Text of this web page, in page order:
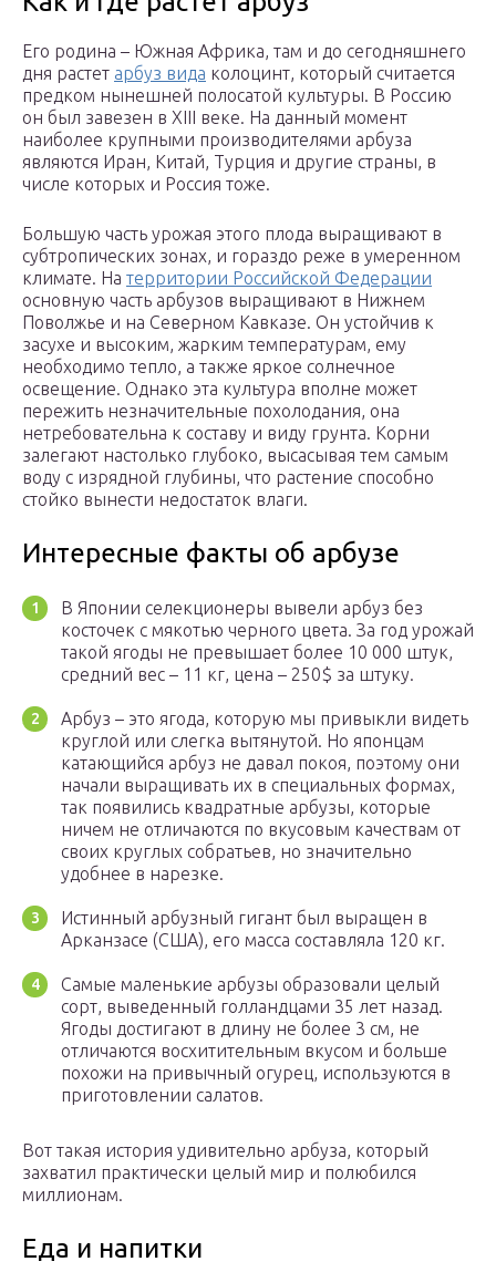
Его родина – Южная Африка, там и до сегодняшнего
дня растет арбуз вида колоцинт, который считается
предком нынешней полосатой культуры. В Россию
он был завезен в XIII веке. На данный момент
наиболее крупными производителями арбуза
являются Иран, Китай, Турция и другие страны, в
числе которых и Россия тоже.
Большую часть урожая этого плода выращивают в
субтропических зонах, и гораздо реже в умеренном
климате. На территории Российской Федерации
основную часть арбузов выращивают в Нижнем
Поволжье и на Северном Кавказе. Он устойчив к
засухе и высоким, жарким температурам, ему
необходимо тепло, а также яркое солнечное
освещение. Однако эта культура вполне может
пережить незначительные похолодания, она
нетребовательна к составу и виду грунта. Корни
залегают настолько глубоко, высасывая тем самым
воду с изрядной глубины, что растение способно
стойко вынести недостаток влаги.
Интересные факты об арбузе
В Японии селекционеры вывели арбуз без
косточек с мякотью черного цвета. За год урожай
такой ягоды не превышает более 10 000 штук,
средний вес – 11 кг, цена – 250$ за штуку.
Арбуз – это ягода, которую мы привыкли видеть
круглой или слегка вытянутой. Но японцам
катающийся арбуз не давал покоя, поэтому они
начали выращивать их в специальных формах,
так появились квадратные арбузы, которые
ничем не отличаются по вкусовым качествам от
своих круглых собратьев, но значительно
удобнее в нарезке.
Истинный арбузный гигант был выращен в
Арканзасе (США), его масса составляла 120 кг.
Самые маленькие арбузы образовали целый
сорт, выведенный голландцами 35 лет назад.
Ягоды достигают в длину не более 3 см, не
отличаются восхитительным вкусом и больше
похожи на привычный огурец, используются в
приготовлении салатов.
Вот такая история удивительно арбуза, который
захватил практически целый мир и полюбился
миллионам.
Еда и напитки